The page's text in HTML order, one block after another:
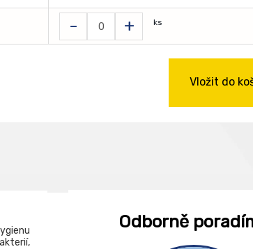
- + ks
Vložit do
Odborně